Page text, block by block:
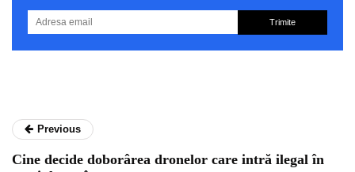
Trimite
Previous
Cine decide doborârea dronelor care intră ilegal în